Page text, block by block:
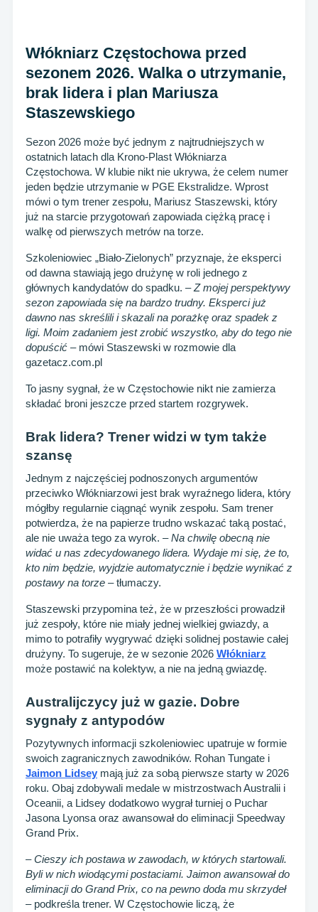
Włókniarz Częstochowa przed
sezonem 2026. Walka o utrzymanie,
brak lidera i plan Mariusza
Staszewskiego
Sezon 2026 może być jednym z najtrudniejszych w
ostatnich latach dla Krono-Plast Włókniarza
Częstochowa. W klubie nikt nie ukrywa, że celem numer
jeden będzie utrzymanie w PGE Ekstralidze. Wprost
mówi o tym trener zespołu, Mariusz Staszewski, który
już na starcie przygotowań zapowiada ciężką pracę i
walkę od pierwszych metrów na torze.
Szkoleniowiec „Biało-Zielonych” przyznaje, że eksperci
od dawna stawiają jego drużynę w roli jednego z
głównych kandydatów do spadku. –Z mojej perspektywy
sezon zapowiada się na bardzo trudny. Eksperci już
dawno nas skreślili i skazali na porażkę oraz spadek z
ligi. Moim zadaniem jest zrobić wszystko, aby do tego nie
dopuścić – mówi Staszewski w rozmowie dla
gazetacz.com.pl
To jasny sygnał, że w Częstochowie nikt nie zamierza
składać broni jeszcze przed startem rozgrywek.
Brak lidera? Trener widzi w tym także
szansę
Jednym z najczęściej podnoszonych argumentów
przeciwko Włókniarzowi jest brak wyraźnego lidera, który
mógłby regularnie ciągnąć wynik zespołu. Sam trener
potwierdza, że na papierze trudno wskazać taką postać,
ale nie uważa tego za wyrok. –Na chwilę obecną nie
widać u nas zdecydowanego lidera. Wydaje mi się, że to,
kto nim będzie, wyjdzie automatycznie i będzie wynikać z
postawy na torze – tłumaczy.
Staszewski przypomina też, że w przeszłości prowadził
już zespoły, które nie miały jednej wielkiej gwiazdy, a
mimo to potrafiły wygrywać dzięki solidnej postawie całej
drużyny. To sugeruje, że w sezonie 2026 Włókniarz
może postawić na kolektyw, a nie na jedną gwiazdę.
Australijczycy już w gazie. Dobre
sygnały z antypodów
Pozytywnych informacji szkoleniowiec upatruje w formie
swoich zagranicznych zawodników. Rohan Tungate i
Jaimon Lidsey mają już za sobą pierwsze starty w 2026
roku. Obaj zdobywali medale w mistrzostwach Australii i
Oceanii, a Lidsey dodatkowo wygrał turniej o Puchar
Jasona Lyonsa oraz awansował do eliminacji Speedway
Grand Prix.
–Cieszy ich postawa w zawodach, w których startowali.
Byli w nich wiodącymi postaciami. Jaimon awansował do
eliminacji do Grand Prix, co na pewno doda mu skrzydeł
– podkreśla trener. W Częstochowie liczą, że